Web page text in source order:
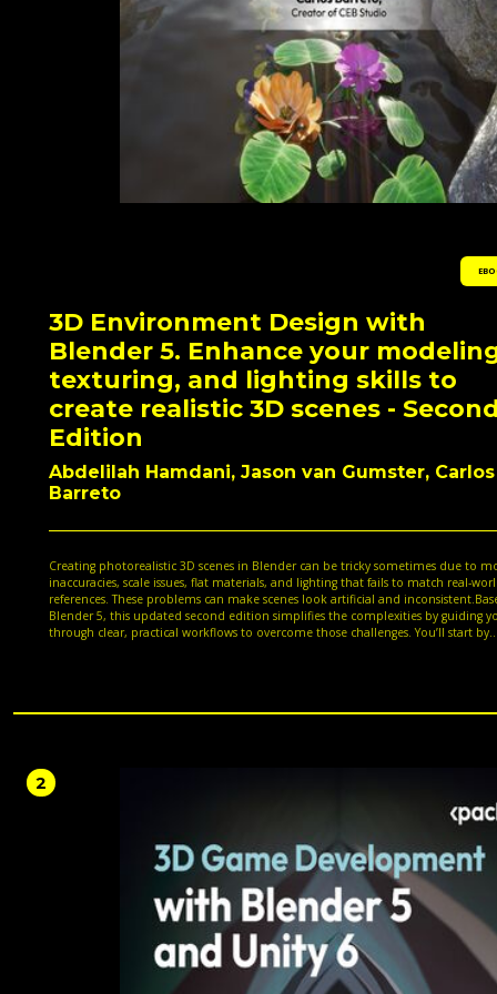
3D Environment Design with
Blender 5. Enhance your
texturing, and lighting skills to
create realistic 3D scenes -
Edition
Abdelilah Hamdani, Jason van Gumster, Carlos
Barreto
Creating photorealistic 3D scenes in Blender can be tricky sometimes due to
inaccuracies, scale issues, flat materials, and lighting that fails to match real-
references. These problems can make scenes look artificial and
Blender 5, this updated second edition simplifies the complexities by guiding
through clear, practical workflows to overcome those challenges. You’ll start by
modern Blender workflows, including a dedicated chapter on node-based
to create beautiful, photorealistic renders that stand out.*Email sign-up and
purchase required
2